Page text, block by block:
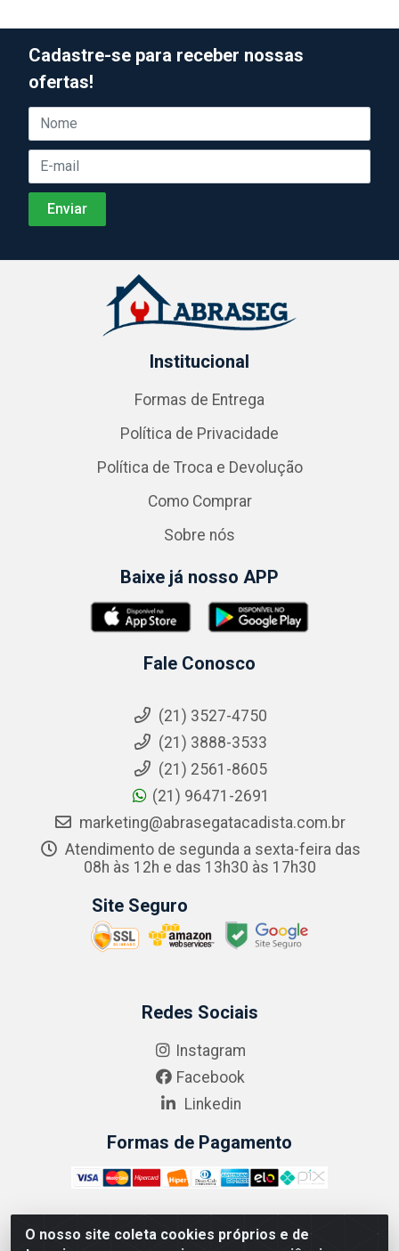
O nosso site coleta cookies próprios e de
Cadastre-se para receber nossas
ofertas!
Institucional
Formas de Entrega
Política de Privacidade
Política de Troca e Devolução
Como Comprar
Sobre nós
Baixe já nosso APP
Fale Conosco
(21) 3527-4750
(21) 3888-3533
(21) 2561-8605
(21) 96471-2691
marketing@abrasegatacadista.com.br
Atendimento de segunda a sexta-feira das
08h às 12h e das 13h30 às 17h30
Site Seguro
Redes Sociais
Instagram
Facebook
Linkedin
Formas de Pagamento
ABRASEG COMÉRCIO ATACADISTA LTDA - CNPJ: